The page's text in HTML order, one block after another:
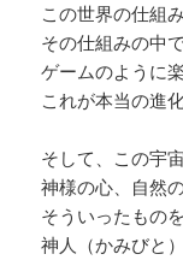
この世界の仕組
その仕組みの中
ゲームのように
これが本当の進
そして、この宇
神様の心、自然の
そういったもの
神人（かみびと